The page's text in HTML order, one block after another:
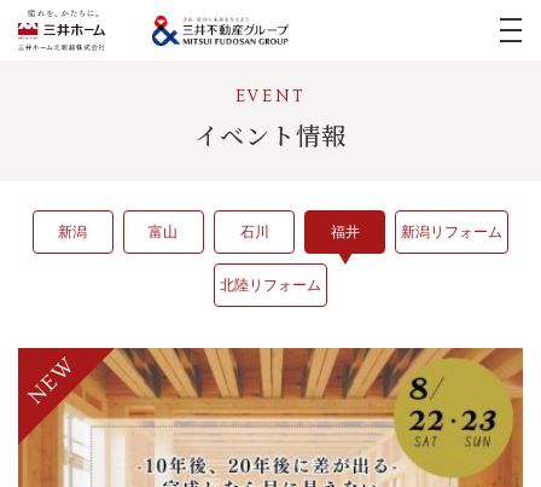
リフォーム実例
お客様の声
モデルハウス
宅地・分譲住宅
中古住宅(スムストック)
採用情報
イベント情報
新潟 富山 石川 福井 新潟リフォーム
北陸リフォーム